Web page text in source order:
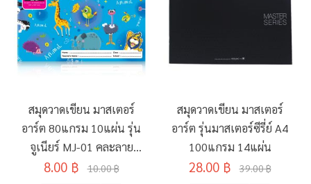
สมุดวาดเขียน มาสเตอร์
อาร์ต 80แกรม 10แผ่น รุ่น
จูเนียร์ MJ-01 คละลาย
190x260มม.
8.00 ฿ 10.00 ฿
สมุดวาดเขียน มาสเตอร์
อาร์ต รุ่นมาสเตอร์ซีรี่ย์ A4
100แกรม 14แผ่น
28.00 ฿ 39.00 ฿